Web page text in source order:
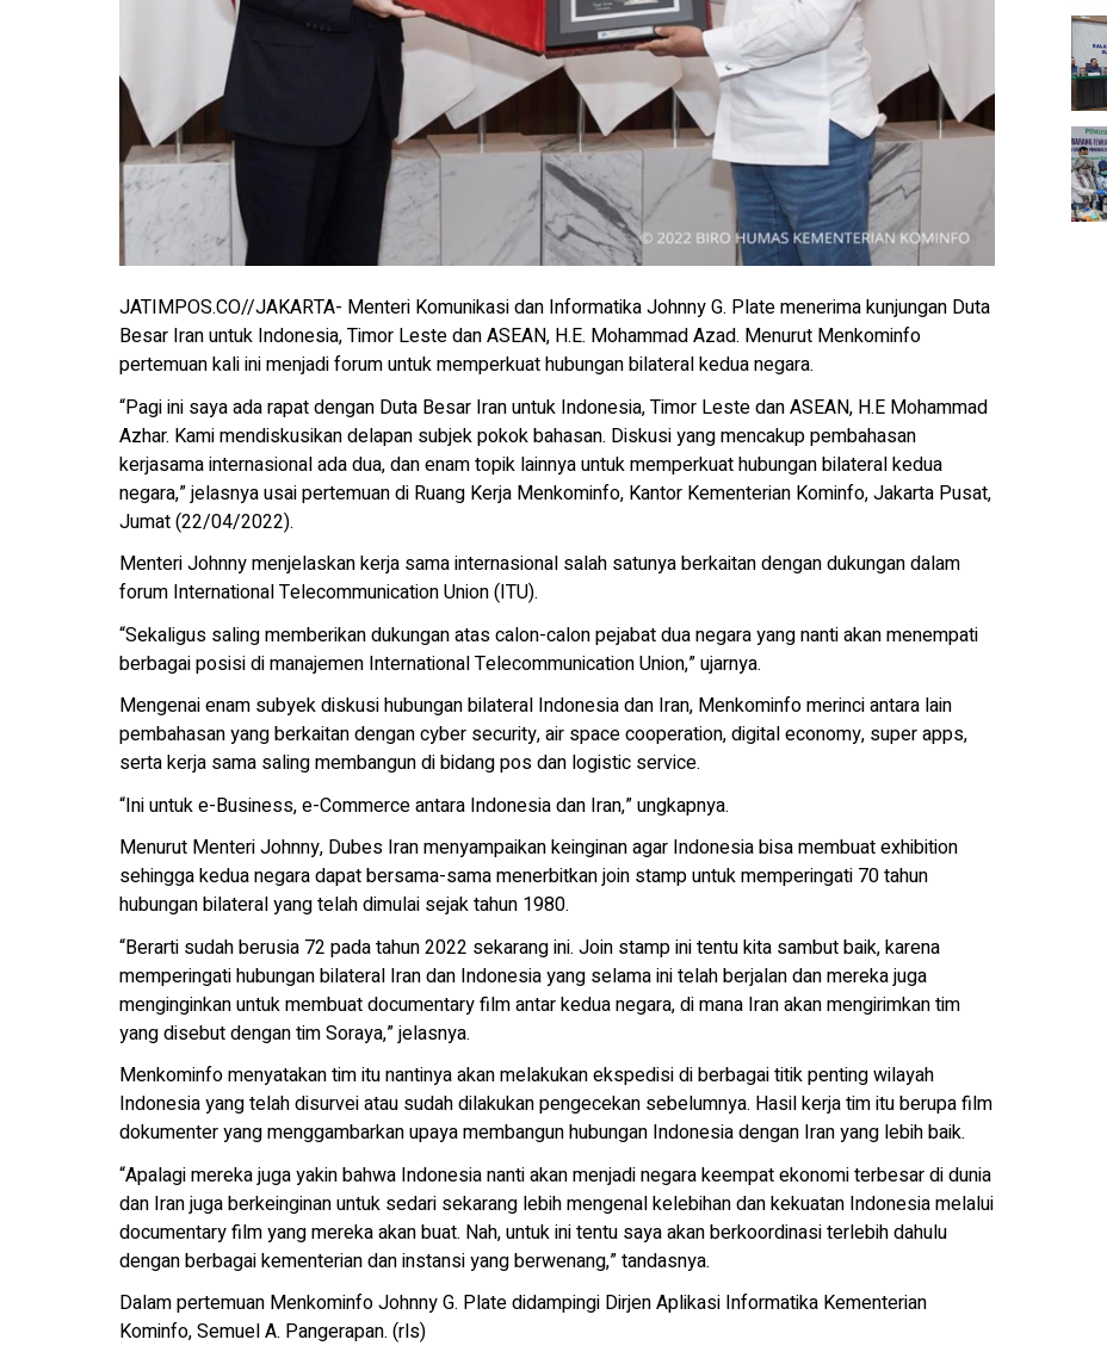
JATIMPOS.CO//JAKARTA- Menteri Komunikasi dan Informatika Johnny G. Plate menerima kunjungan Duta
Besar Iran untuk Indonesia, Timor Leste dan ASEAN, H.E. Mohammad Azad. Menurut Menkominfo
pertemuan kali ini menjadi forum untuk memperkuat hubungan bilateral kedua negara.
“Pagi ini saya ada rapat dengan Duta Besar Iran untuk Indonesia, Timor Leste dan ASEAN, H.E Mohammad
Azhar. Kami mendiskusikan delapan subjek pokok bahasan. Diskusi yang mencakup pembahasan
kerjasama internasional ada dua, dan enam topik lainnya untuk memperkuat hubungan bilateral kedua
negara,” jelasnya usai pertemuan di Ruang Kerja Menkominfo, Kantor Kementerian Kominfo, Jakarta Pusat,
Jumat (22/04/2022).
Menteri Johnny menjelaskan kerja sama internasional salah satunya berkaitan dengan dukungan dalam
forum International Telecommunication Union (ITU).
“Sekaligus saling memberikan dukungan atas calon-calon pejabat dua negara yang nanti akan menempati
berbagai posisi di manajemen International Telecommunication Union,” ujarnya.
Mengenai enam subyek diskusi hubungan bilateral Indonesia dan Iran, Menkominfo merinci antara lain
pembahasan yang berkaitan dengan cyber security, air space cooperation, digital economy, super apps,
serta kerja sama saling membangun di bidang pos dan logistic service.
“Ini untuk e-Business, e-Commerce antara Indonesia dan Iran,” ungkapnya.
Menurut Menteri Johnny, Dubes Iran menyampaikan keinginan agar Indonesia bisa membuat exhibition
sehingga kedua negara dapat bersama-sama menerbitkan join stamp untuk memperingati 70 tahun
hubungan bilateral yang telah dimulai sejak tahun 1980.
“Berarti sudah berusia 72 pada tahun 2022 sekarang ini. Join stamp ini tentu kita sambut baik, karena
memperingati hubungan bilateral Iran dan Indonesia yang selama ini telah berjalan dan mereka juga
menginginkan untuk membuat documentary film antar kedua negara, di mana Iran akan mengirimkan tim
yang disebut dengan tim Soraya,” jelasnya.
Menkominfo menyatakan tim itu nantinya akan melakukan ekspedisi di berbagai titik penting wilayah
Indonesia yang telah disurvei atau sudah dilakukan pengecekan sebelumnya. Hasil kerja tim itu berupa film
dokumenter yang menggambarkan upaya membangun hubungan Indonesia dengan Iran yang lebih baik.
“Apalagi mereka juga yakin bahwa Indonesia nanti akan menjadi negara keempat ekonomi terbesar di dunia
dan Iran juga berkeinginan untuk sedari sekarang lebih mengenal kelebihan dan kekuatan Indonesia melalui
documentary film yang mereka akan buat. Nah, untuk ini tentu saya akan berkoordinasi terlebih dahulu
dengan berbagai kementerian dan instansi yang berwenang,” tandasnya.
Dalam pertemuan Menkominfo Johnny G. Plate didampingi Dirjen Aplikasi Informatika Kementerian
Kominfo, Semuel A. Pangerapan. (rls)